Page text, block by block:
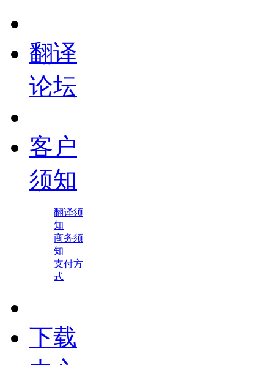
翻译
论坛
客户
须知
翻译须
知
商务须
知
支付方
式
下载